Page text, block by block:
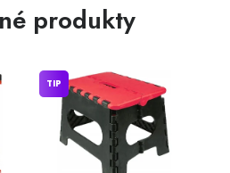
produkty
TIP